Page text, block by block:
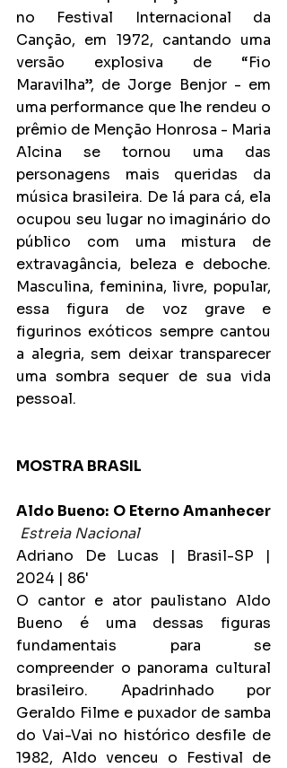
no Festival Internacional da
Canção, em 1972, cantando uma
versão explosiva de “Fio
Maravilha”, de Jorge Benjor - em
uma performance que lhe rendeu o
prêmio de Menção Honrosa - Maria
Alcina se tornou uma das
personagens mais queridas da
música brasileira. De lá para cá, ela
ocupou seu lugar no imaginário do
público com uma mistura de
extravagância, beleza e deboche.
Masculina, feminina, livre, popular,
essa figura de voz grave e
figurinos exóticos sempre cantou
a alegria, sem deixar transparecer
uma sombra sequer de sua vida
pessoal.
MOSTRA BRASIL
Aldo Bueno: O Eterno Amanhecer
Estreia Nacional
Adriano De Lucas | Brasil-SP |
2024 | 86'
O cantor e ator paulistano Aldo
Bueno é uma dessas figuras
fundamentais para se
compreender o panorama cultural
brasileiro. Apadrinhado por
Geraldo Filme e puxador de samba
do Vai-Vai no histórico desfile de
1982, Aldo venceu o Festival de